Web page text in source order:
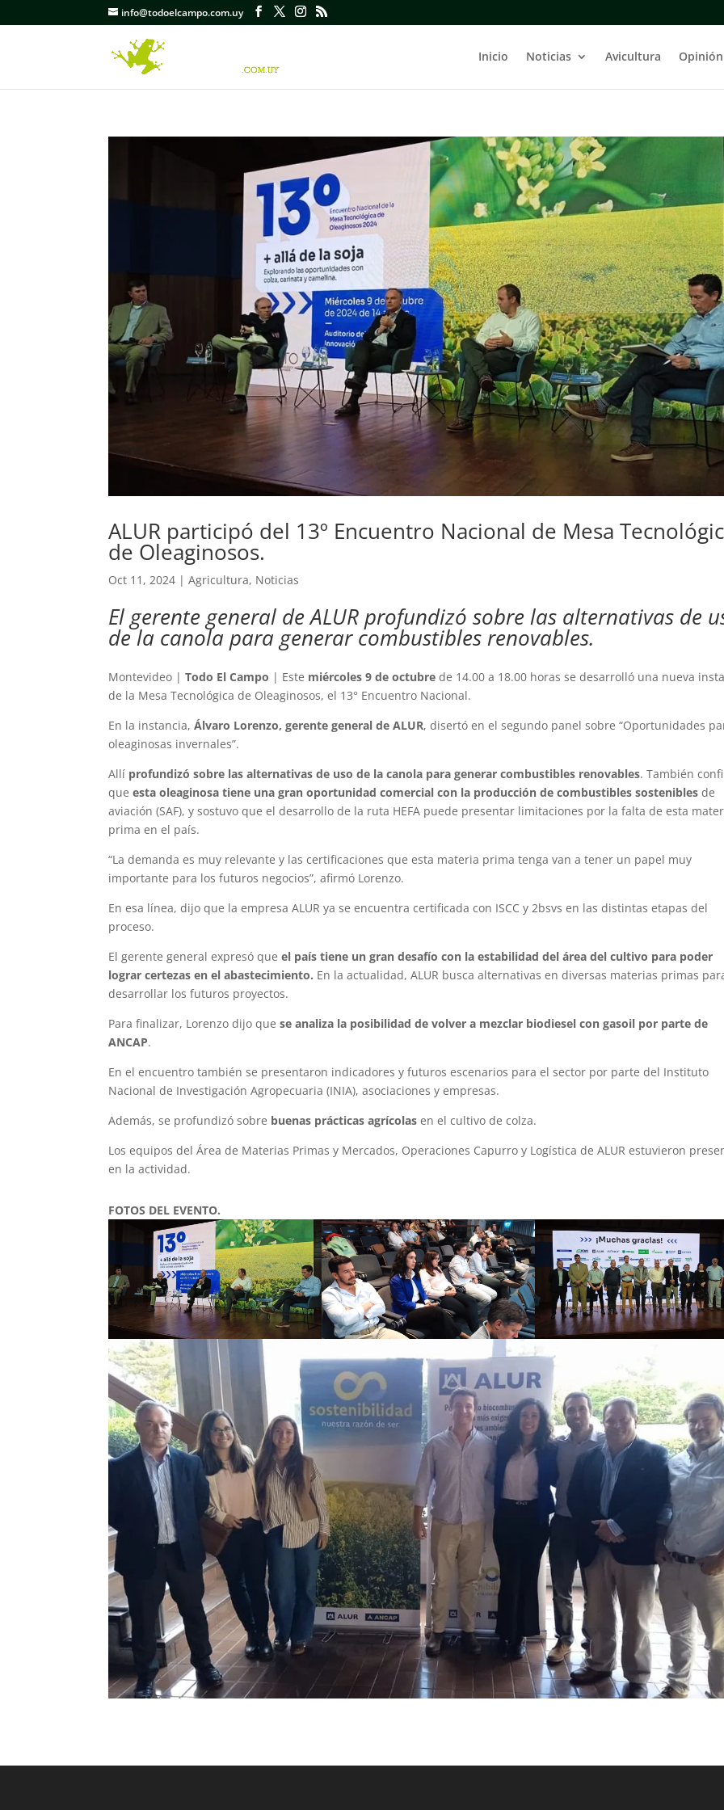
info@todoelcampo.com.uy
Inicio Noticias Avicultura Opinión
ALUR participó del 13º Encuentro Nacional de Mesa
de Oleaginosos.
Oct 11, 2024 |Agricultura, Noticias
El gerente general de ALUR profundizó sobre las alternativas de
de la canola para generar combustibles renovables.
Montevideo |Todo El Campo | Este miércoles 9 de octubre de 14.00 a 18.00 horas se desarrolló una nueva
de la Mesa Tecnológica de Oleaginosos, el 13° Encuentro Nacional.
En la instancia,Álvaro Lorenzo, gerente general de ALUR, disertó en el segundo panel sobre “Oportunidades
oleaginosas invernales”.
Allí profundizó sobre las alternativas de uso de la canola para generar combustibles renovables. También
queesta oleaginosa tiene una gran oportunidad comercial con la producción de combustibles sostenibles de
aviación (SAF), y sostuvo que el desarrollo de la ruta HEFA puede presentar limitaciones por la falta de esta
prima en el país.
“La demanda es muy relevante y las certificaciones que esta materia prima tenga van a tener un papel muy
importante para los futuros negocios”, afirmó Lorenzo.
En esa línea, dijo que la empresa ALUR ya se encuentra certificada con ISCC y 2bsvs en las distintas etapas del
proceso.
El gerente general expresó queel país tiene un gran desafío con la estabilidad del área del cultivo para poder
lograr certezas en el abastecimiento. En la actualidad, ALUR busca alternativas en diversas materias primas
desarrollar los futuros proyectos.
Para finalizar, Lorenzo dijo quese analiza la posibilidad de volver a mezclar biodiesel con gasoil por parte de
ANCAP.
En el encuentro también se presentaron indicadores y futuros escenarios para el sector por parte del Instituto
Nacional de Investigación Agropecuaria (INIA), asociaciones y empresas.
Además, se profundizó sobre buenas prácticas agrícolas en el cultivo de colza.
Los equipos del Área de Materias Primas y Mercados, Operaciones Capurro y Logística de ALUR estuvieron
en la actividad.
FOTOS DEL EVENTO.